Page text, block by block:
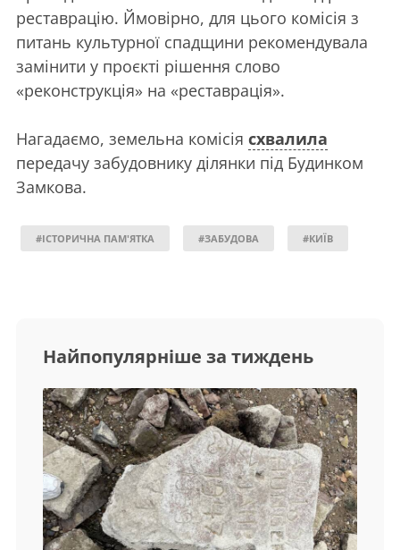
реставрацію. Ймовірно, для цього комісія з
питань культурної спадщини рекомендувала
замінити у проєкті рішення слово
«реконструкція» на «реставрація».
Нагадаємо, земельна комісія схвалила
передачу забудовнику ділянки під Будинком
Замкова.
#ІСТОРИЧНА ПАМ'ЯТКА #ЗАБУДОВА #КИЇВ
Найпопулярніше за тиждень